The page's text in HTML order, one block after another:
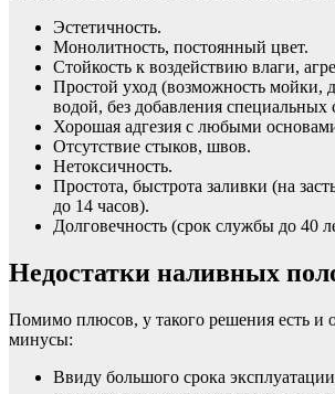
Эстетичность.
Монолитность, постоянный цвет.
Стойкость к воздействию влаги,
Простой уход (возможность мойки,
водой, без добавления специальных
Хорошая адгезия с любыми
Отсутствие стыков, швов.
Нетоксичность.
Простота, быстрота заливки (на
до 14 часов).
Долговечность (срок службы до 40
Недостатки наливных
Помимо плюсов, у такого решения есть и
минусы:
Ввиду большого срока